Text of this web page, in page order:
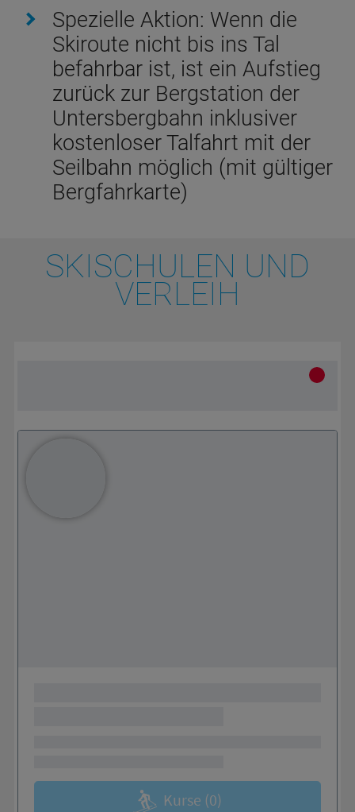
Spezielle Aktion: Wenn die
Skiroute nicht bis ins Tal
befahrbar ist, ist ein Aufstieg
zurück zur Bergstation der
Untersbergbahn inklusiver
kostenloser Talfahrt mit der
Seilbahn möglich (mit gültiger
Bergfahrkarte)
SKISCHULEN UND
VERLEIH